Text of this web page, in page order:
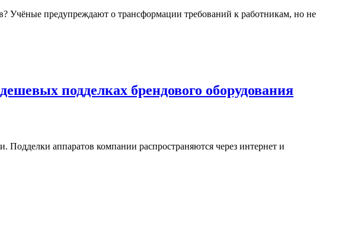
Учёные предупреждают о трансформации требований к работникам, но не
подделках брендового оборудования
аппаратов компании распространяются через интернет и